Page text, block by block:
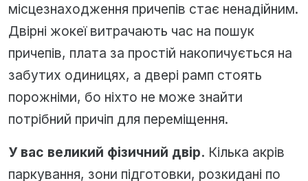
місцезнаходження причепів стає ненадійним.
Двірні жокеї витрачають час на пошук
причепів, плата за простій накопичується на
забутих одиницях, а двері рамп стоять
порожніми, бо ніхто не може знайти
потрібний причіп для переміщення.
У вас великий фізичний двір. Кілька акрів
паркування, зони підготовки, розкидані по